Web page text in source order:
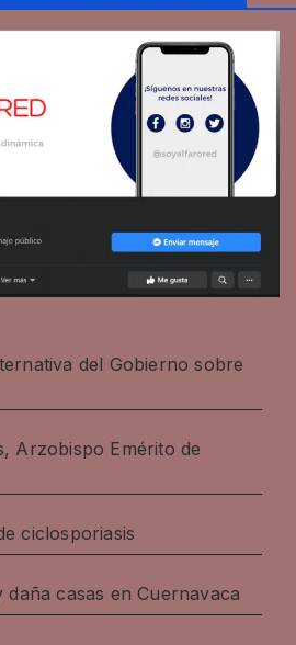
del Gobierno sobre
Arzobispo Emérito de
ciclosporiasis
daña casas en Cuernavaca